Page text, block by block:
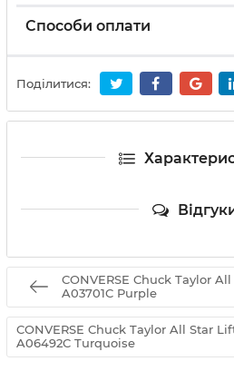
Способи оплати
Поділитися:
CONVERSE Chuck Taylor
A03701C Purple
CONVERSE Chuck Taylor All Star
A06492C Turquoise